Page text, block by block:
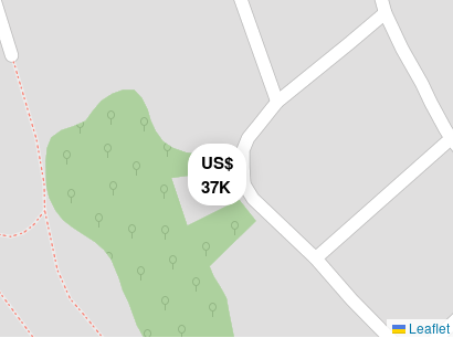
US$
37K
Leaflet
1
ANEXO